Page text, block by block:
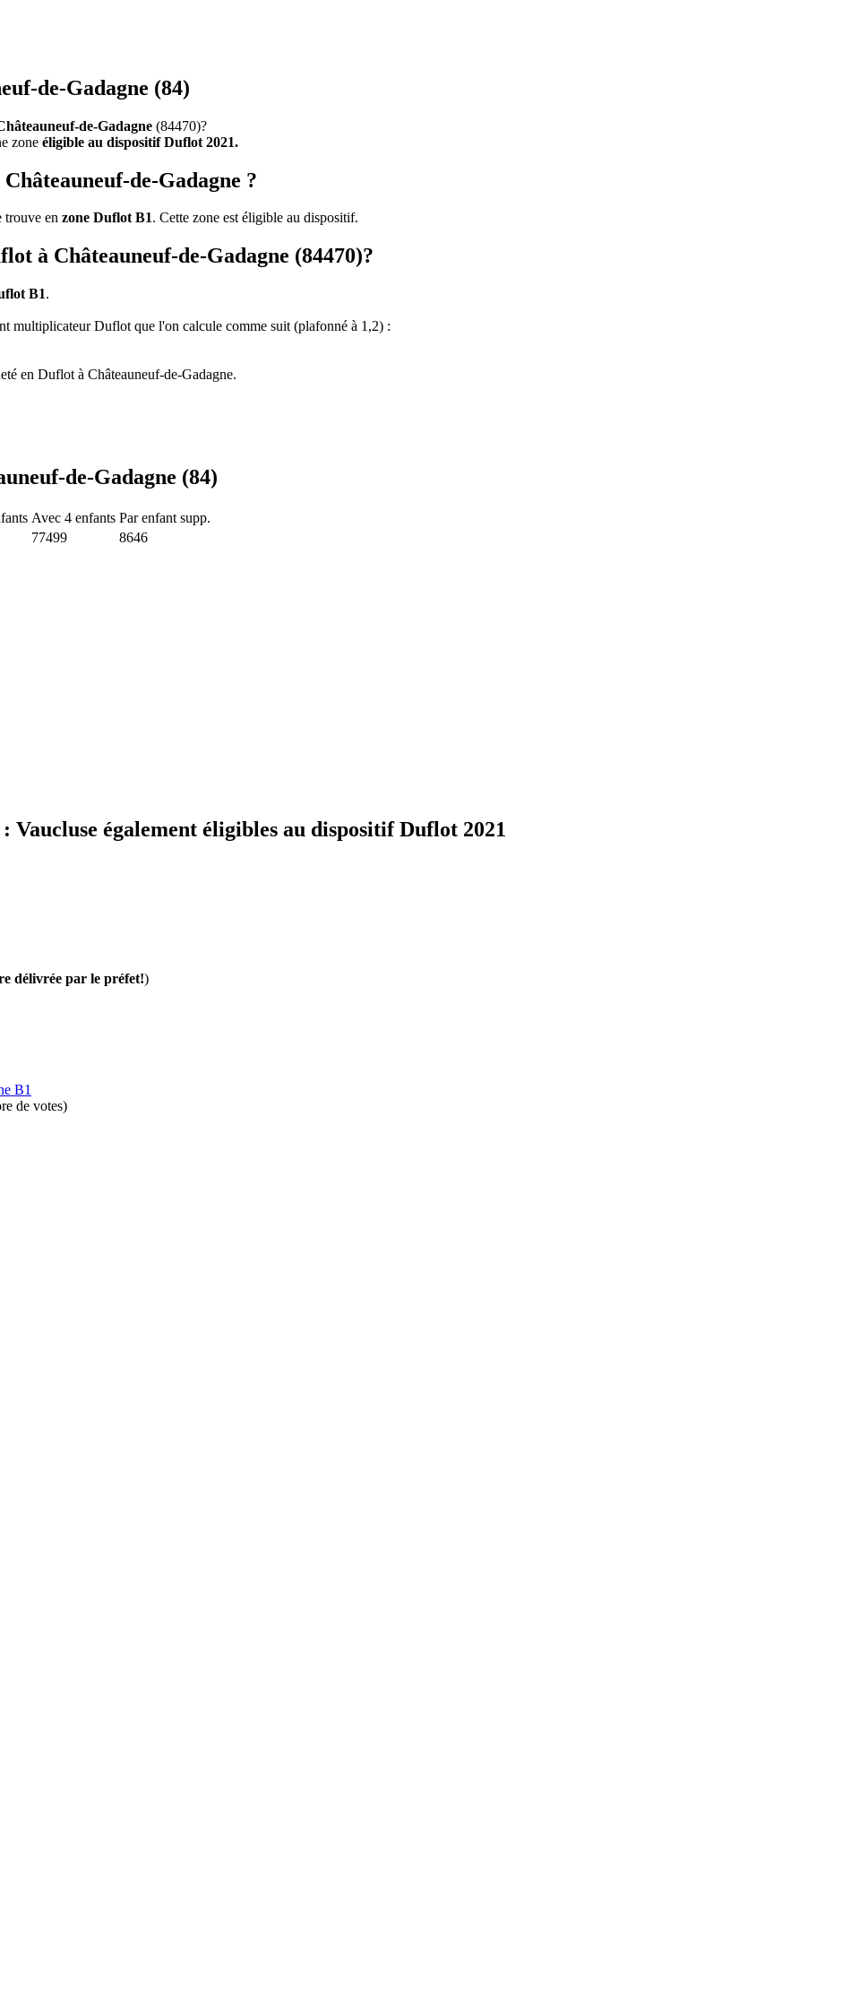
de-Gadagne (84)
de-Gadagne (84470)?
zone éligible au dispositif Duflot 2021.
de-Gadagne ?
trouve en zone Duflot B1. Cette zone est éligible au dispositif.
à Châteauneuf-de-Gadagne (84470)?
B1.
multiplicateur Duflot que l'on calcule comme suit (plafonné à 1,2) :
en Duflot à Châteauneuf-de-Gadagne.
de-Gadagne (84)
Avec 4 enfants Par enfant supp.
77499 8646
Vaucluse également éligibles au dispositif Duflot 2021
délivrée par le préfet!)
B1
de votes)